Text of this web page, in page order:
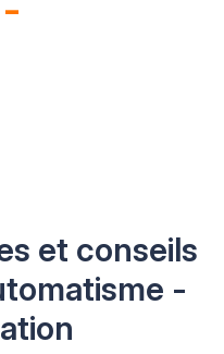
et conseils
-